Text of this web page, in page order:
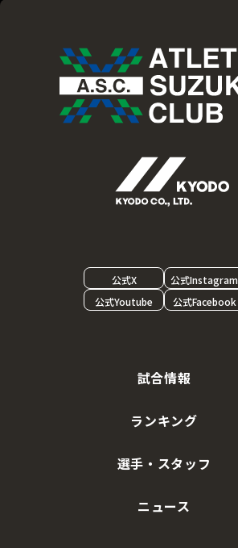
公式X
公式Instagram
公式Youtube
公式Facebook
試合情報
ランキング
選手・スタッフ
ニュース